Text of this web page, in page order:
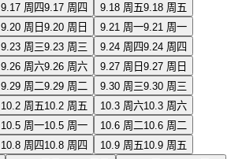
9.17 周四9.17 周四 9.18 周五9.18 周五
9.20 周日 9.20 周日 9.21 周一9.21 周一
9.23 周三9.23 周三 9.24 周四9.24 周四
9.26 周六9.26 周六 9.27 周日 9.27 周日
9.29 周二9.29 周二 9.30 周三9.30 周三
10.2 周五10.2 周五 10.3 周六10.3 周六
10.5 周一10.5 周一 10.6 周二10.6 周二
10.8 周四 10.8 周四 10.9 周五10.9 周五